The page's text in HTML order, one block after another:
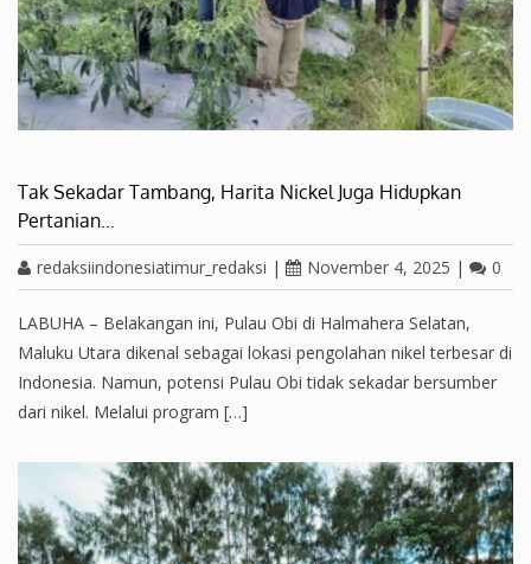
Tak Sekadar Tambang, Harita Nickel Juga Hidupkan
Pertanian…
redaksiindonesiatimur_redaksi | November 4, 2025 | 0
LABUHA – Belakangan ini, Pulau Obi di Halmahera Selatan,
Maluku Utara dikenal sebagai lokasi pengolahan nikel terbesar di
Indonesia. Namun, potensi Pulau Obi tidak sekadar bersumber
dari nikel. Melalui program […]